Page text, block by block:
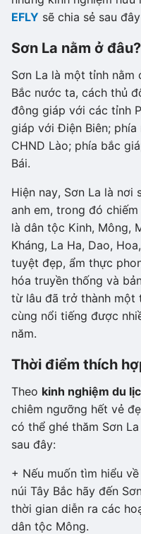
EFLY sẽ chia sẻ sau
Sơn La nằm ở đâu?
Sơn La là một tỉnh nằm
Bắc nước ta, cách thủ
đông giáp với các tỉnh
giáp với Điện Biên; phía
CHND Lào; phía bắc
Bái.
Hiện nay, Sơn La là nơi
anh em, trong đó
là dân tộc Kinh, Mông,
Kháng, La Ha, Dao,
tuyệt đẹp, ẩm thực
hóa truyền thống và
từ lâu đã trở thành một
cùng nổi tiếng được
năm.
Thời điểm thích
Theo kinh nghiệm du
chiêm ngưỡng hết vẻ
có thể ghé thăm Sơn
sau đây:
+ Nếu muốn tìm hiểu
núi Tây Bắc hãy đến
thời gian diễn ra các
dân tộc Mông.